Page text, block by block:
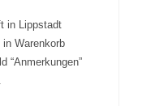
in Lippstadt
Warenkorb
“Anmerkungen”